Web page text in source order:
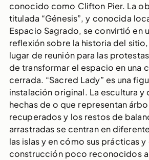
conocido como Clifton Pier. La
titulada “Génesis”, y conocida
Espacio Sagrado, se convirtió en
reflexión sobre la historia del
lugar de reunión para las
de transformar el espacio en una
cerrada. “Sacred Lady” es una
instalación original. La escultura y
hechas de o que representan
recuperados y los restos de
arrastradas se centran en
las islas y en cómo sus prácticas
construcción poco reconocidos